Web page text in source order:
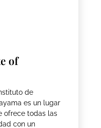
of
de
es un lugar
ofrece todas las
con un